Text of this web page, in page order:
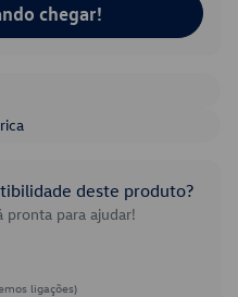
chegar!
deste produto?
pronta para ajudar!
ligações)